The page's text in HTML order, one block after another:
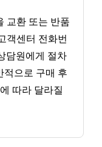
교환 또는 반품
객센터 전화번
담원에게 절차
적으로 구매 후
따라 달라질